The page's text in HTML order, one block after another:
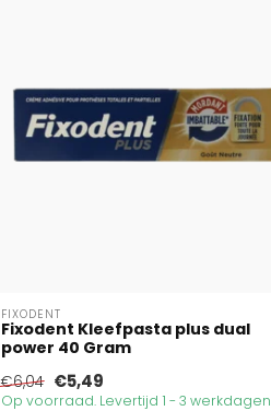
FIXODENT
Fixodent Kleefpasta plus dual
power 40 Gram
€6,04 €5,49
Op voorraad. Levertijd 1 - 3 werkdagen